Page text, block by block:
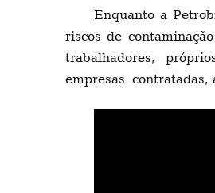
Enquanto a
riscos de
trabalhadores,
empresas contratadas,